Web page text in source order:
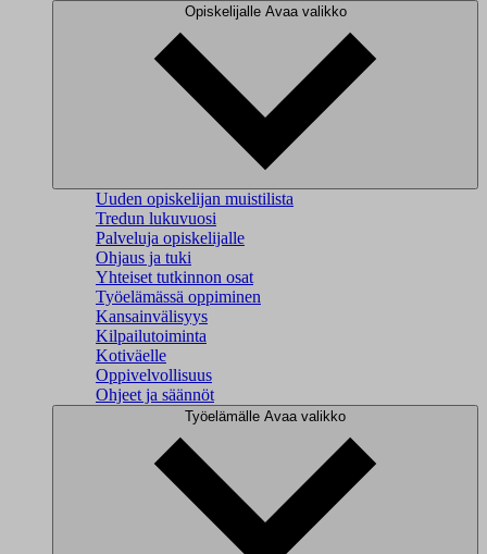
Opiskelijalle Avaa valikko
Uuden opiskelijan muistilista
Tredun lukuvuosi
Palveluja opiskelijalle
Ohjaus ja tuki
Yhteiset tutkinnon osat
Työelämässä oppiminen
Kansainvälisyys
Kilpailutoiminta
Kotiväelle
Oppivelvollisuus
Ohjeet ja säännöt
Työelämälle Avaa valikko